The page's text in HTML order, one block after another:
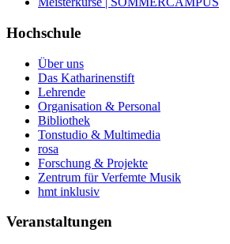
Hochschule
Über uns
Das Katharinenstift
Lehrende
Organisation & Personal
Bibliothek
Tonstudio & Multimedia
rosa
Forschung & Projekte
Zentrum für Verfemte Musik
hmt inklusiv
Veranstaltungen